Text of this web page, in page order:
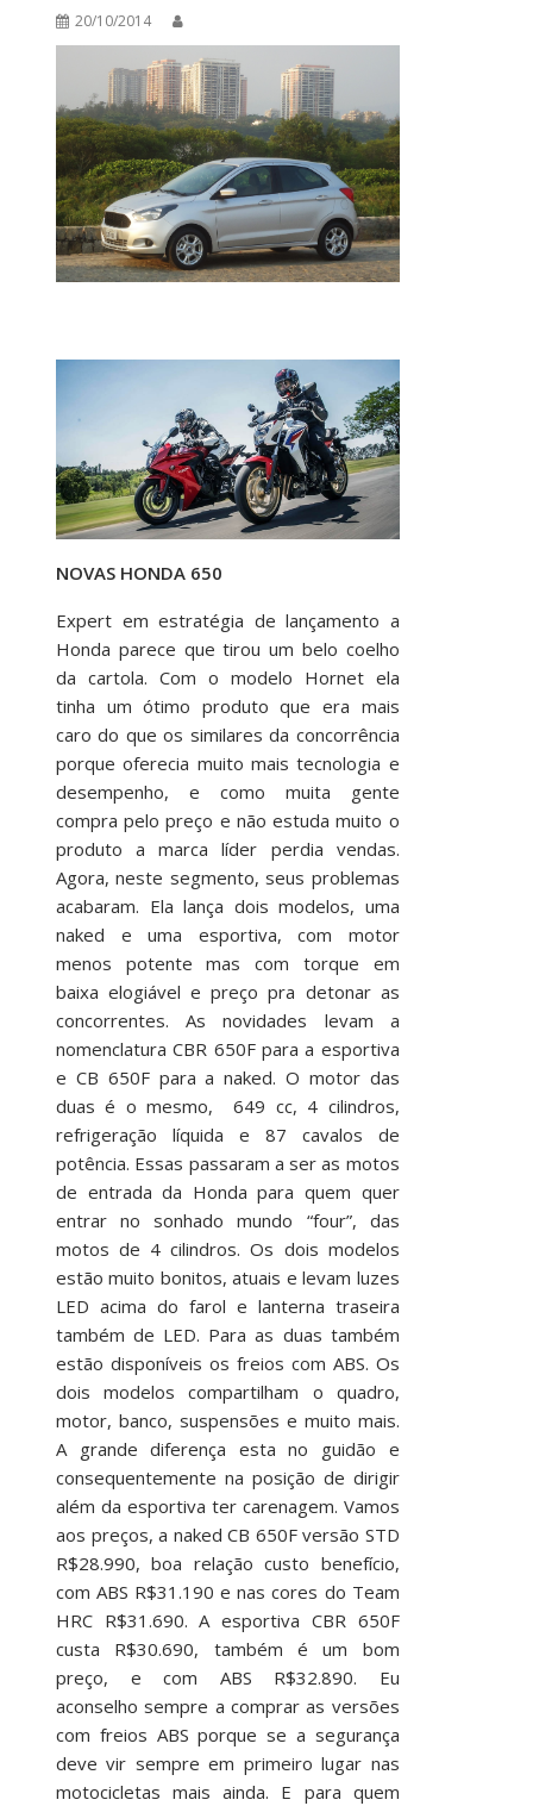
20/10/2014
NOVAS HONDA 650
Expert em estratégia de lançamento a
Honda parece que tirou um belo coelho
da cartola. Com o modelo Hornet ela
tinha um ótimo produto que era mais
caro do que os similares da concorrência
porque oferecia muito mais tecnologia e
desempenho, e como muita gente
compra pelo preço e não estuda muito o
produto a marca líder perdia vendas.
Agora, neste segmento, seus problemas
acabaram. Ela lança dois modelos, uma
naked e uma esportiva, com motor
menos potente mas com torque em
baixa elogiável e preço pra detonar as
concorrentes. As novidades levam a
nomenclatura CBR 650F para a esportiva
e CB 650F para a naked. O motor das
duas é o mesmo, 649 cc, 4 cilindros,
refrigeração líquida e 87 cavalos de
potência. Essas passaram a ser as motos
de entrada da Honda para quem quer
entrar no sonhado mundo “four”, das
motos de 4 cilindros. Os dois modelos
estão muito bonitos, atuais e levam luzes
LED acima do farol e lanterna traseira
também de LED. Para as duas também
estão disponíveis os freios com ABS. Os
dois modelos compartilham o quadro,
motor, banco, suspensões e muito mais.
A grande diferença esta no guidão e
consequentemente na posição de dirigir
além da esportiva ter carenagem. Vamos
aos preços, a naked CB 650F versão STD
R$28.990, boa relação custo benefício,
com ABS R$31.190 e nas cores do Team
HRC R$31.690. A esportiva CBR 650F
custa R$30.690, também é um bom
preço, e com ABS R$32.890. Eu
aconselho sempre a comprar as versões
com freios ABS porque se a segurança
deve vir sempre em primeiro lugar nas
motocicletas mais ainda. E para quem